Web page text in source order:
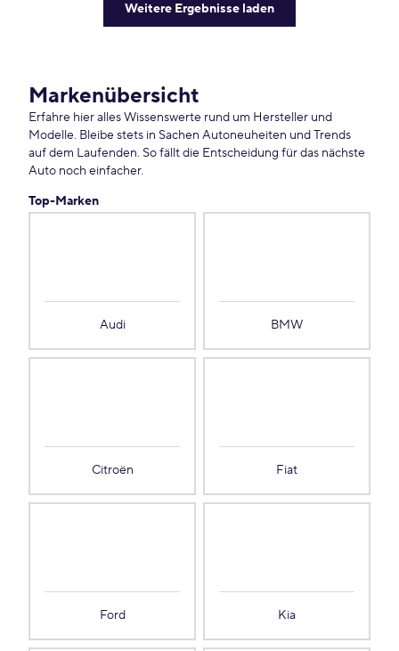
Weitere Ergebnisse laden
Markenübersicht
Erfahre hier alles Wissenswerte rund um Hersteller und
Modelle. Bleibe stets in Sachen Autoneuheiten und Trends
auf dem Laufenden. So fällt die Entscheidung für das nächste
Auto noch einfacher.
Top-Marken
Audi BMW
Citroën Fiat
Ford Kia